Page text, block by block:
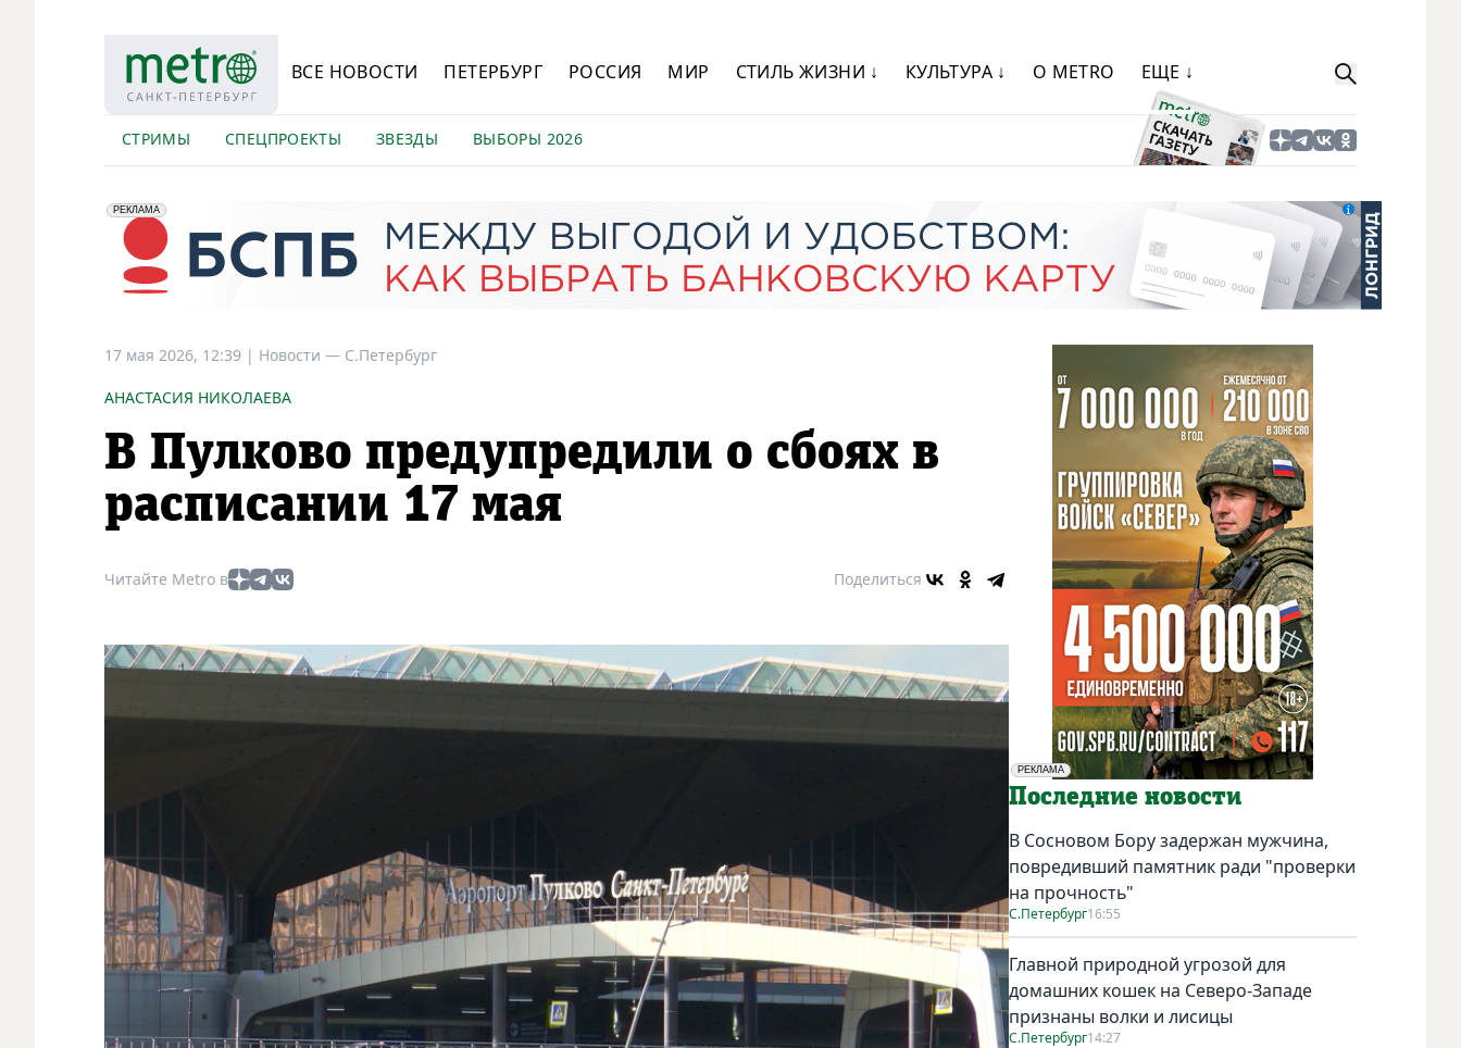
ВСЕ НОВОСТИ ПЕТЕРБУРГ РОССИЯ МИР СТИЛЬ ЖИЗНИ ↓ КУЛЬТУРА ↓ О METRO ЕЩЕ ↓
СТРИМЫ СПЕЦПРОЕКТЫ ЗВЕЗДЫ ВЫБОРЫ 2026
erid: 2VfnxyFybV5
РЕКЛАМА
ПАО "Банк "Санкт-Петербург", ИНН: 7831000027
17 мая 2026, 12:39 | Новости — С.Петербург
АНАСТАСИЯ НИКОЛАЕВА
В Пулково предупредили о сбоях в
расписании 17 мая
Читайте Metro в Поделиться
РЕКЛАМА
Социальная реклама
Последние новости
В Сосновом Бору задержан мужчина,
повредивший памятник ради "проверки
на прочность"
С.Петербург16:55
Главной природной угрозой для
домашних кошек на Северо-Западе
признаны волки и лисицы
С.Петербург14:27